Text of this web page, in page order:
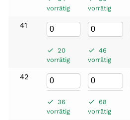
vorrätig
vorrätig
41
20
vorrätig
46
vorrätig
42
36
vorrätig
68
vorrätig